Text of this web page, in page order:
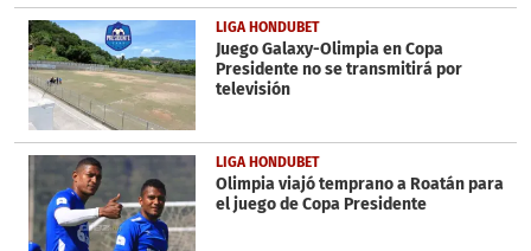
LIGA HONDUBET
Juego Galaxy-Olimpia en Copa
Presidente no se transmitirá por
televisión
LIGA HONDUBET
Olimpia viajó temprano a Roatán para
el juego de Copa Presidente